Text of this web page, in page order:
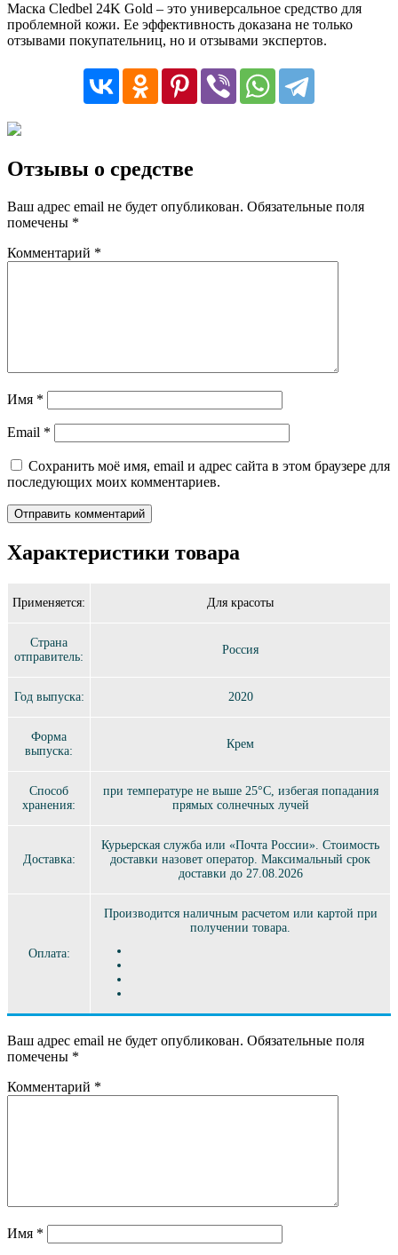
Маска Cledbel 24K Gold – это универсальное средство для
проблемной кожи. Ее эффективность доказана не только
отзывами покупательниц, но и отзывами экспертов.
Отзывы о средстве
Ваш адрес email не будет опубликован. Обязательные поля
помечены *
Комментарий *
Имя *
Email *
Сохранить моё имя, email и адрес сайта в этом браузере для
последующих моих комментариев.
Характеристики товара
Применяется: Для красоты
Страна
отправитель:
Россия
Год выпуска: 2020
Форма
выпуска:
Крем
Способ
хранения:
при температуре не выше 25°C, избегая попадания
прямых солнечных лучей
Доставка:
Курьерская служба или «Почта России». Стоимость
доставки назовет оператор. Максимальный срок
доставки до 27.08.2026
Оплата:
Производится наличным расчетом или картой при
получении товара.
Ваш адрес email не будет опубликован. Обязательные поля
помечены *
Комментарий *
Имя *